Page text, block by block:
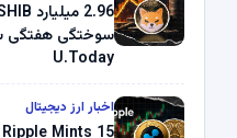
سوختگی
U.Today
اخبار ارز دیجیتال